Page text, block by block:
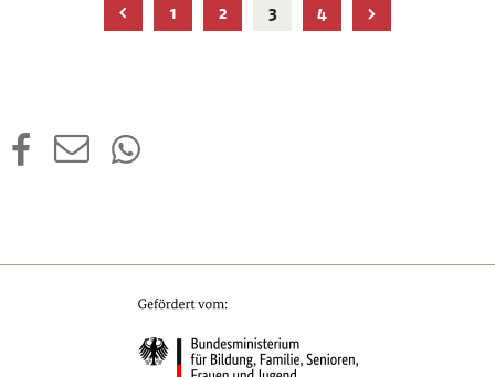
1 2 3Aktuelle
Seite
4